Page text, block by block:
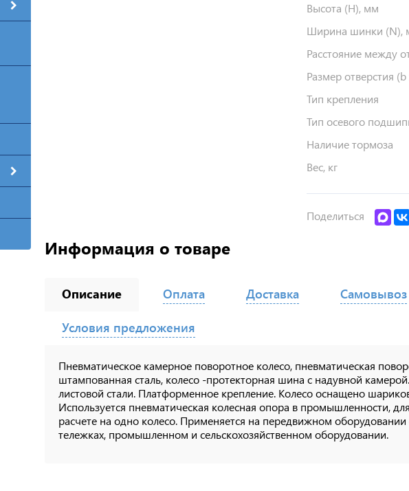
Высота (H), мм
Ширина шинки (N),
Расстояние между
Размер отверстия
Тип крепления
Тип осевого
Наличие тормоза
Вес, кг
Поделиться
Информация о товаре
Описание
Пневматическое камерное поворотное колесо, пневматическая
штампованная сталь, колесо -протекторная шина с надувной
листовой стали. Платформенное крепление. Колесо оснащено
Используется пневматическая колесная опора в промышленности,
расчете на одно колесо. Применяется на передвижном оборудовании
тележках, промышленном и сельскохозяйственном оборудовании.
Оплата Доставка Самовывоз
Условия предложения